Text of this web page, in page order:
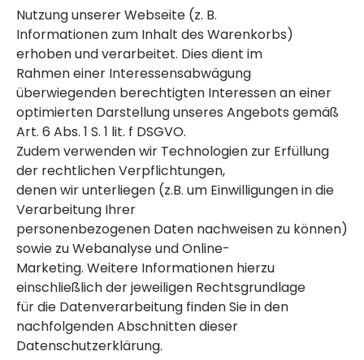
Nutzung unserer Webseite (z. B.
Informationen zum Inhalt des Warenkorbs)
erhoben und verarbeitet. Dies dient im
Rahmen einer Interessensabwägung
überwiegenden berechtigten Interessen an einer
optimierten Darstellung unseres Angebots gemäß
Art. 6 Abs. 1 S. 1 lit. f DSGVO.
Zudem verwenden wir Technologien zur Erfüllung
der rechtlichen Verpflichtungen,
denen wir unterliegen (z.B. um Einwilligungen in die
Verarbeitung Ihrer
personenbezogenen Daten nachweisen zu können)
sowie zu Webanalyse und Online-
Marketing. Weitere Informationen hierzu
einschließlich der jeweiligen Rechtsgrundlage
für die Datenverarbeitung finden Sie in den
nachfolgenden Abschnitten dieser
Datenschutzerklärung.